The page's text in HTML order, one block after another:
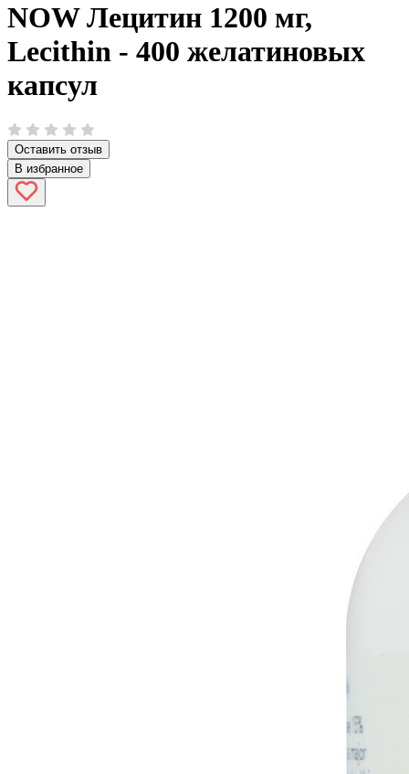
NOW Лецитин 1200 мг,
Lecithin - 400 желатиновых
капсул
Оставить отзыв
В избранное